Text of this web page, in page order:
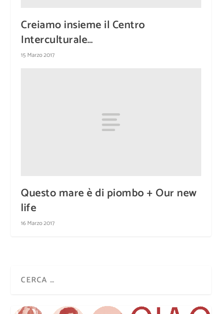
Creiamo insieme il Centro
Interculturale…
15 Marzo 2017
Questo mare è di piombo + Our new
life
16 Marzo 2017